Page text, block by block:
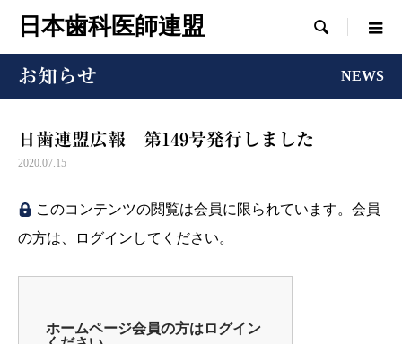
日本歯科医師連盟 
お知らせ NEWS
日歯連盟広報 第149号発行しました
2020.07.15
このコンテンツの閲覧は会員に限られています。会員
の方は、ログインしてください。
ホームページ会員の方はログイン